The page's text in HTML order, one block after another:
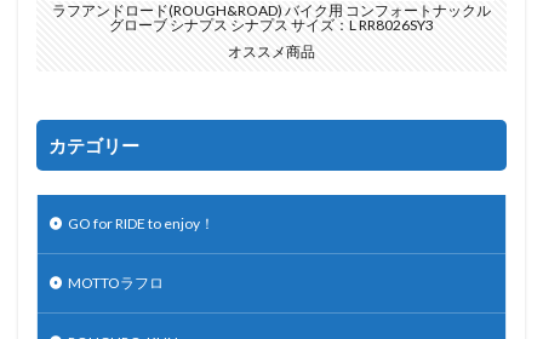
ラフアンドロード(ROUGH&ROAD) バイク用 コンフォートナックル
グローブ シナプス シナプス サイズ：L RR8026SY3
オススメ商品
カテゴリー
GO for RIDE to enjoy！
MOTTOラフロ